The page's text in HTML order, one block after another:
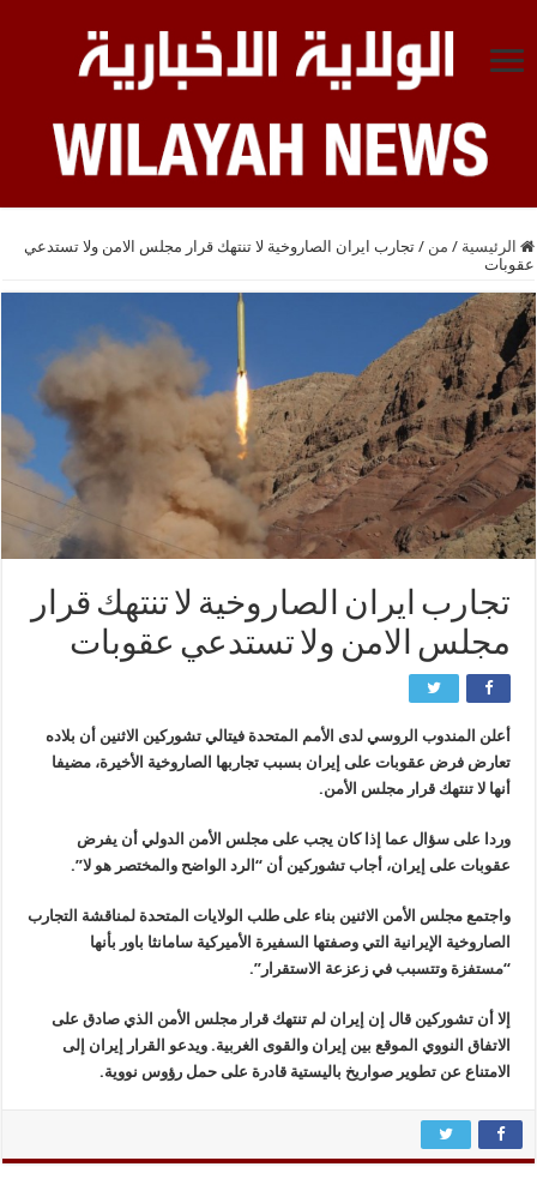
الرئيسية / من / تجارب ايران الصاروخية لا تنتهك قرار مجلس الامن ولا تستدعي
عقوبات
تجارب ايران الصاروخية لا تنتهك قرار
مجلس الامن ولا تستدعي عقوبات
أعلن المندوب الروسي لدى الأمم المتحدة فيتالي تشوركين الاثنين أن بلاده
تعارض فرض عقوبات على إيران بسبب تجاربها الصاروخية الأخيرة، مضيفا
أنها لا تنتهك قرار مجلس الأمن.
وردا على سؤال عما إذا كان يجب على مجلس الأمن الدولي أن يفرض
عقوبات على إيران، أجاب تشوركين أن “الرد الواضح والمختصر هو لا”.
واجتمع مجلس الأمن الاثنين بناء على طلب الولايات المتحدة لمناقشة التجارب
الصاروخية الإيرانية التي وصفتها السفيرة الأميركية سامانثا باور بأنها
“مستفزة وتتسبب في زعزعة الاستقرار”.
إلا أن تشوركين قال إن إيران لم تنتهك قرار مجلس الأمن الذي صادق على
الاتفاق النووي الموقع بين إيران والقوى الغربية. ويدعو القرار إيران إلى
الامتناع عن تطوير صواريخ باليستية قادرة على حمل رؤوس نووية.